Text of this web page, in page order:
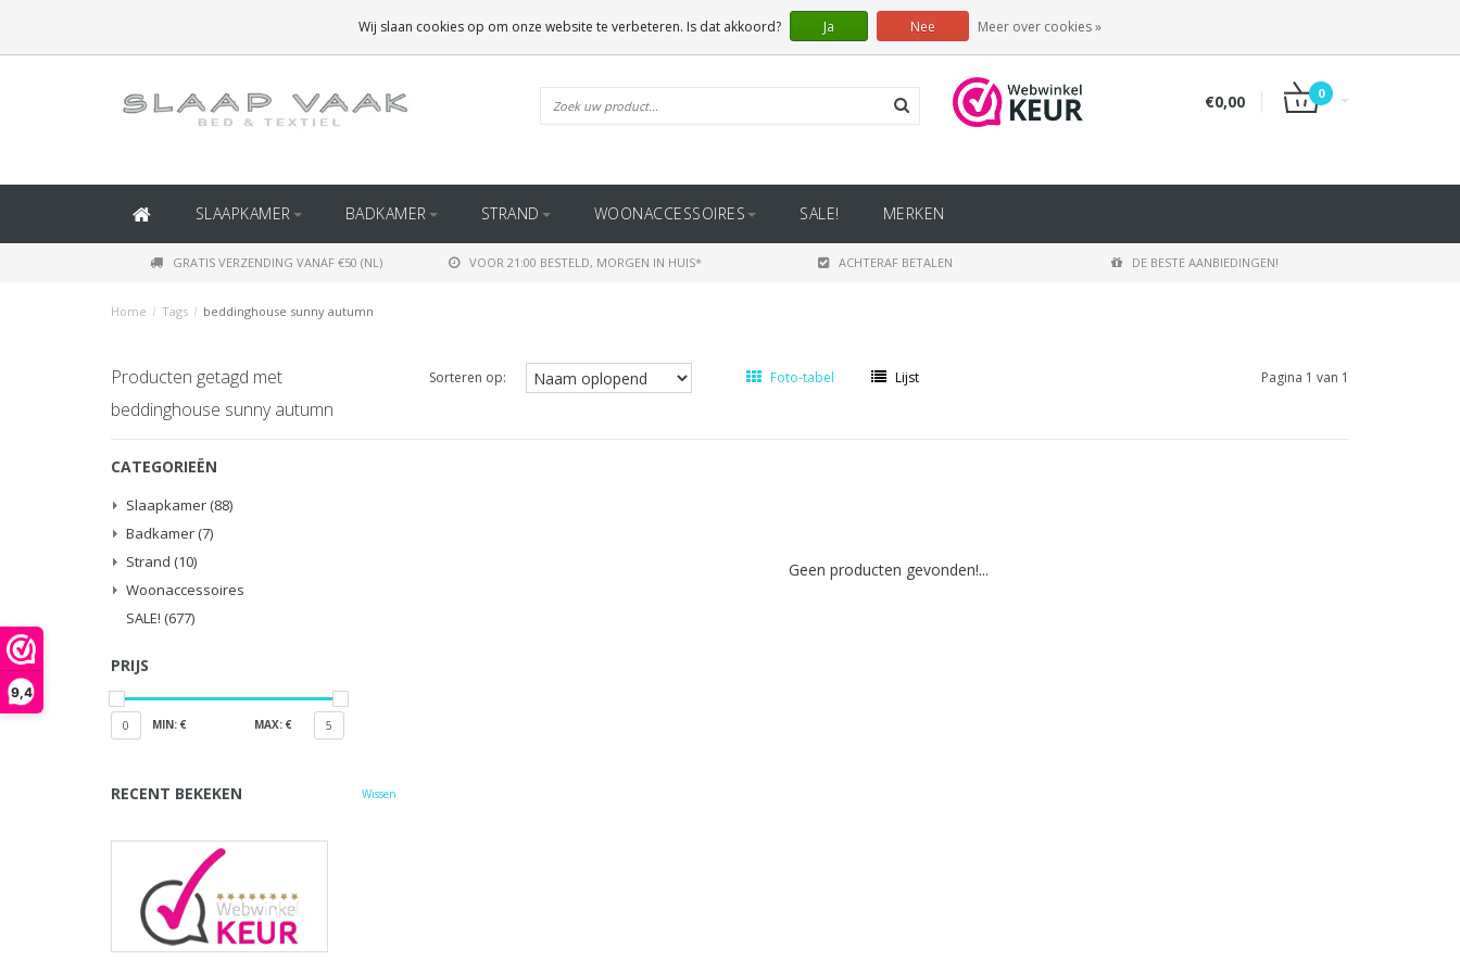
9,4
(BINNEN BELGIË)
€0,00 0
SLAAPKAMER BADKAMER STRAND WOONACCESSOIRES SALE! MERKEN
GRATIS VERZENDING VANAF €50 (NL) VOOR 21:00 BESTELD, MORGEN IN HUIS* ACHTERAF BETALEN DE BESTE AANBIEDINGEN!
Home / Tags / beddinghouse sunny autumn
Producten getagd met
beddinghouse sunny autumn
Sorteren op: Foto-tabel Lijst Pagina 1 van 1
CATEGORIEËN
Slaapkamer (88)
Badkamer (7)
Strand (10)
Woonaccessoires
SALE! (677)
PRIJS
0 MIN: € MAX: € 5
RECENT BEKEKEN Wissen
Geen producten gevonden!...
Wij slaan cookies op om onze website te verbeteren. Is dat akkoord? Ja Nee Meer over cookies »